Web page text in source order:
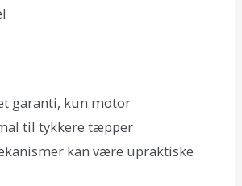
garanti, kun motor
til tykkere tæpper
kan være upraktiske